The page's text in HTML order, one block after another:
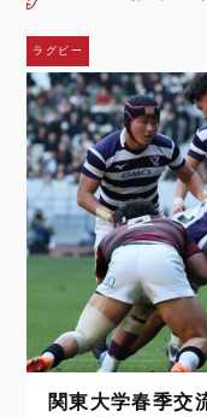
ラグビー
関東大学春季